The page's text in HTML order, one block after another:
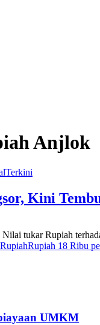
Anjlok
Terkini
Kini
tukar Rupiah
Rupiah 18 Ribu
UMKM